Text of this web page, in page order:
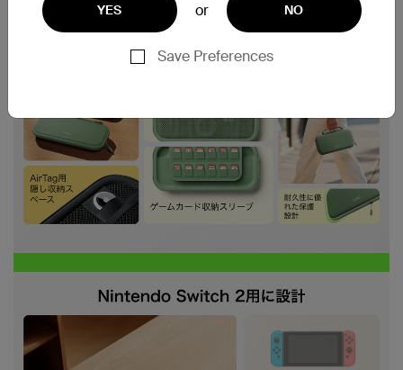
YES or NO
Save Preferences